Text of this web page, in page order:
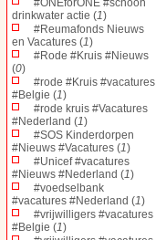
drinkwater actie (1)
#Reumafonds Nieuws
en Vacatures (1)
#Rode #Kruis #Nieuws
(0)
#rode #Kruis #vacatures
#Belgie (1)
#rode kruis #Vacatures
#Nederland (1)
#SOS Kinderdorpen
#Nieuws #Vacatures (1)
#Unicef #vacatures
#Nieuws #Nederland (1)
#voedselbank
#vacatures #Nederland (1)
#vrijwilligers #vacatures
#Belgie (1)